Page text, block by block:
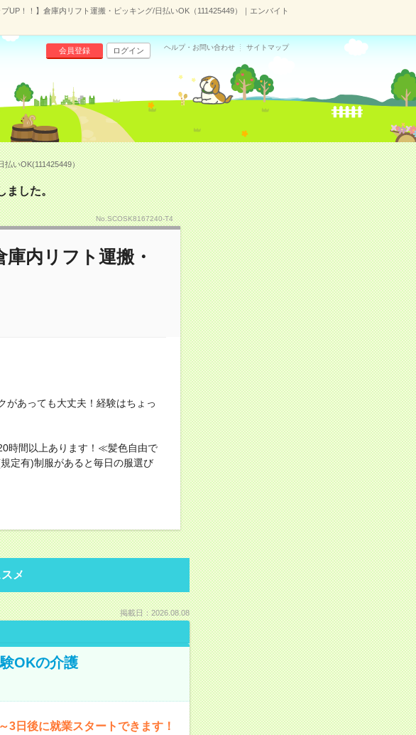
プUP！！】倉庫内リフト運搬・ピッキング/日払いOK（111425449）｜エンバイト
会員登録 ログイン ヘルプ・お問い合わせ サイトマップ
払いOK(111425449）
ました。
No.SCOSK8167240-T4
内リフト運搬・
あっても大丈夫！経験はちょっ
時間以上あります！≪髪色自由で
定有)制服があると毎日の服選び
メ
掲載日：2026.08.08
OKの介護
日後に就業スタートできます！